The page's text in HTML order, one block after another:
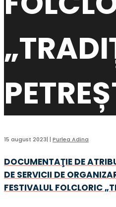
15 august 2023| | Purlea Adina
DOCUMENTAŢIE DE
DE SERVICII DE
FESTIVALUL FOLCLORIC